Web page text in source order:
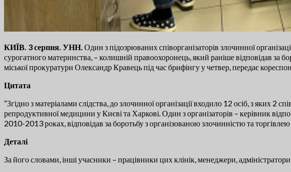
КИЇВ. 3 серпня. УНН. Один з підозрюваних співорганізаторів злочинної
сурогатного материнства, – колишній правоохоронець, який раніше відповідав за
міської прокуратури Олександр Кравець під час брифінгу у четвер, передає
Цитата
“Згідно з матеріалами слідства, до злочинної організації входило 12 осіб, з яких 2
репродуктивної медицини у Києві та Харкові. Один з організаторів – керівник
2010-2013 роках, відповідав за боротьбу з організованою злочинністю та
Деталі
За його словами, інші учасники – працівники цих клінік, менеджери, адміністратори